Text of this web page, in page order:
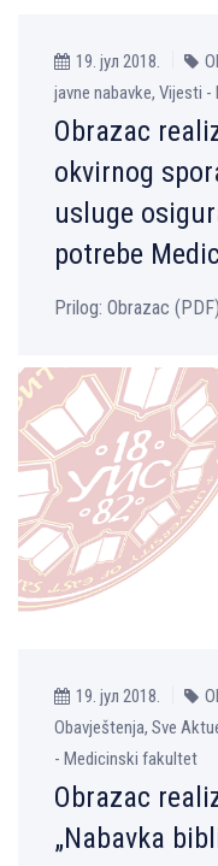
19. јул 2018.
javne nabavke, Vijesti
Obrazac
okvirnog
usluge
potrebe
Prilog: Obrazac
19. јул 2018.
Obavještenja, Sve
- Medicinski fakultet
Obrazac
„Nabavka